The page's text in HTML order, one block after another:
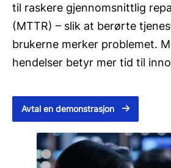
til raskere gjennomsnittlig
(MTTR) – slik at berørte
brukerne merker problemet.
hendelser betyr mer tid til
Avtal en demonstrasjon